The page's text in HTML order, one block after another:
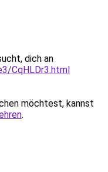
dich an
CqHLDr3.html
möchtest, kannst
.